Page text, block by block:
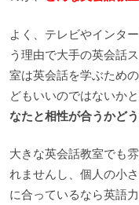
よく、テレビやインタ
う理由で大手の英会話
室は英会話を学ぶため
どもいいのではないか
なたと相性が合うかど
大きな英会話教室でも
れませんし、個人の小
に合っているなら英語